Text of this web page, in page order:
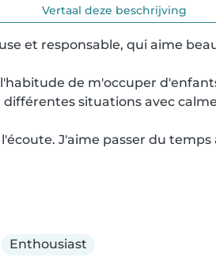
Vertaal deze beschrijving
et responsable, qui aime
de m'occuper
situations avec
J'aime passer du temps
Enthousiast